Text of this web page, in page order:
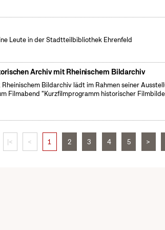
Leute in der Stadtteilbibliothek Ehrenfeld
Archiv mit Rheinischem Bildarchiv
Bildarchiv lädt im Rahmen seiner
Filmabend "Kurzfilmprogramm historischer
|< < 1 2 3 4 5 >